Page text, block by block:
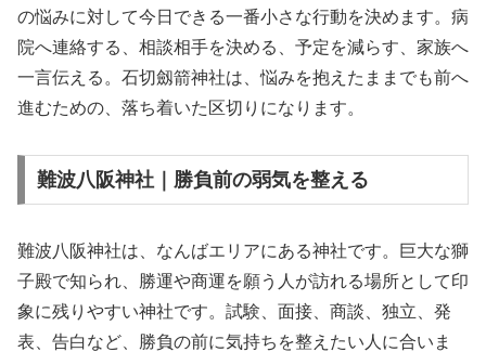
の悩みに対して今日できる一番小さな行動を決めます。病
院へ連絡する、相談相手を決める、予定を減らす、家族へ
一言伝える。石切劔箭神社は、悩みを抱えたままでも前へ
進むための、落ち着いた区切りになります。
難波八阪神社｜勝負前の弱気を整える
難波八阪神社は、なんばエリアにある神社です。巨大な獅
子殿で知られ、勝運や商運を願う人が訪れる場所として印
象に残りやすい神社です。試験、面接、商談、独立、発
表、告白など、勝負の前に気持ちを整えたい人に合いま